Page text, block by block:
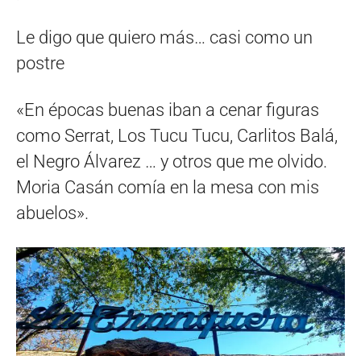
Le digo que quiero más… casi como un
postre
«En épocas buenas iban a cenar figuras
como Serrat, Los Tucu Tucu, Carlitos Balá,
el Negro Álvarez … y otros que me olvido.
Moria Casán comía en la mesa con mis
abuelos».